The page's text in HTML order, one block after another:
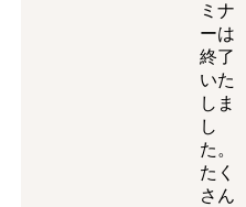
ミナ
ーは
終了
いた
しま
し
た。
たく
さん